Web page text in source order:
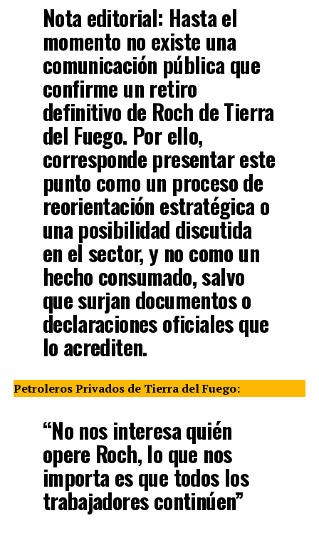
Nota editorial: Hasta el
momento no existe una
comunicación pública que
confirme un retiro
definitivo de Roch de Tierra
del Fuego. Por ello,
corresponde presentar este
punto como un proceso de
reorientación estratégica o
una posibilidad discutida
en el sector, y no como un
hecho consumado, salvo
que surjan documentos o
declaraciones oficiales que
lo acrediten.
Petroleros Privados de Tierra del Fuego:
“No nos interesa quién
opere Roch, lo que nos
importa es que todos los
trabajadores continúen”